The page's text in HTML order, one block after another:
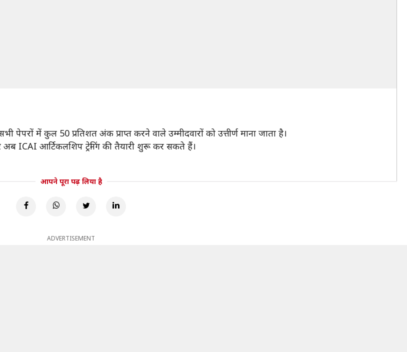
में कुल 50 प्रतिशत अंक प्राप्त करने वाले उम्मीदवारों को उत्तीर्ण माना जाता है।
अब ICAI आर्टिकलशिप ट्रेनिंग की तैयारी शुरू कर सकते हैं।
आपने पूरा पढ़ लिया है
ADVERTISEMENT